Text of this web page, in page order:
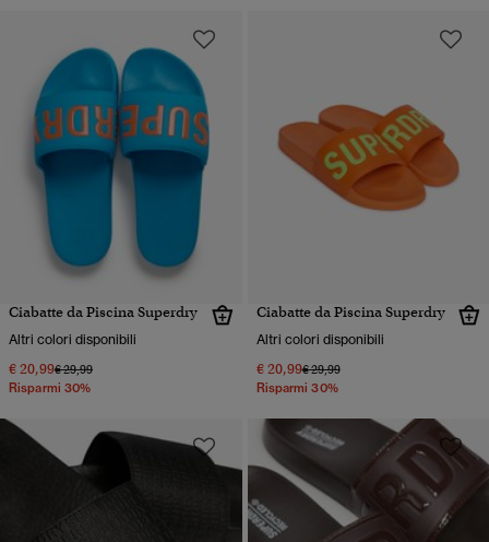
Ciabatte da Piscina Superdry
Altri colori disponibili
€ 20,99Prezzo ridotto da
€ 29,99a
Risparmi 30%
Ciabatte da Piscina Superdry
Altri colori disponibili
€ 20,99Prezzo ridotto da
€ 29,99a
Risparmi 30%